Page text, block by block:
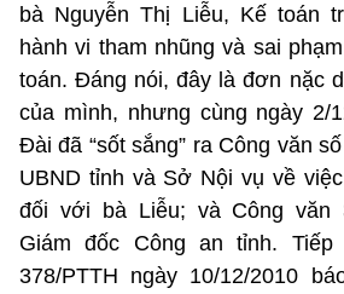
bà Nguyễn Thị Liễu, Kế toán
hành vi tham nhũng và sai
toán. Đáng nói, đây là đơn nặc
của mình, nhưng cùng ngày 2/
Đài đã “sốt sắng” ra Công văn
UBND tỉnh và Sở Nội vụ về
đối với bà Liễu; và Công văn
Giám đốc Công an tỉnh.
378/PTTH ngày 10/12/2010